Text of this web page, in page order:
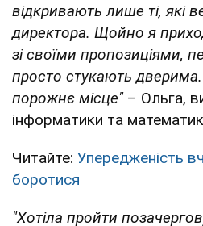
відкривають лише ті, які
директора. Щойно я
зі своїми пропозиціями,
просто стукають
порожнє місце" – Ольга,
інформатики та
Читайте: Упередженість
боротися
"Хотіла пройти